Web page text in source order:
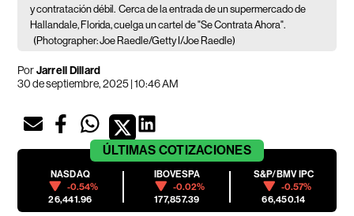
y contratación débil. Cerca de la entrada de un supermercado de
Hallandale, Florida, cuelga un cartel de "Se Contrata Ahora".
(Photographer: Joe Raedle/Getty I/Joe Raedle)
PorJarrell Dillard
30 de septiembre, 2025 | 10:46 AM
ÚLTIMAS COTIZACIONES
NASDAQ
-0.54%
26,441.96
IBOVESPA
-0.02%
177,857.39
S&P/BMV IPC
-0.57%
66,450.14